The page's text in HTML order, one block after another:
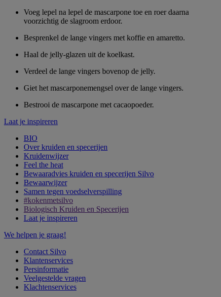
Voeg lepel na lepel de mascarpone toe en roer daarna
voorzichtig de slagroom erdoor.
Besprenkel de lange vingers met koffie en amaretto.
Haal de jelly-glazen uit de koelkast.
Verdeel de lange vingers bovenop de jelly.
Giet het mascarponemengsel over de lange vingers.
Bestrooi de mascarpone met cacaopoeder.
Laat je inspireren
BIO
Over kruiden en specerijen
Kruidenwijzer
Feel the heat
Bewaaradvies kruiden en specerijen Silvo
Bewaarwijzer
Samen tegen voedselverspilling
#kokenmetsilvo
Biologisch Kruiden en Specerijen
Laat je inspireren
We helpen je graag!
Contact Silvo
Klantenservices
Persinformatie
Veelgestelde vragen
Klachtenservices